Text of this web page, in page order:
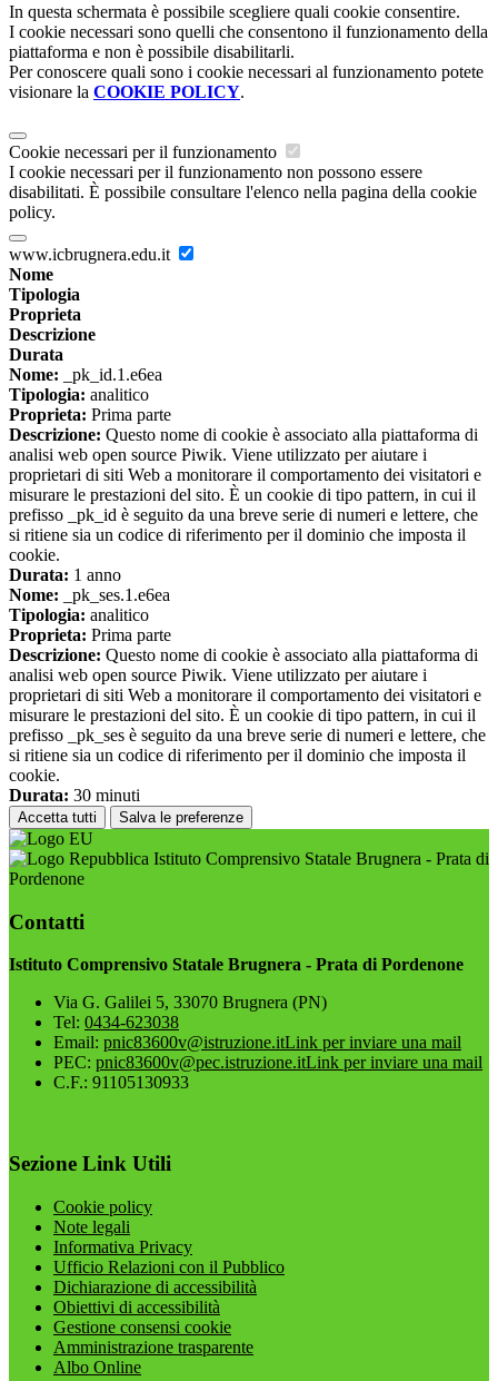
In questa schermata è possibile scegliere quali cookie consentire.
I cookie necessari sono quelli che consentono il funzionamento della
piattaforma e non è possibile disabilitarli.
Per conoscere quali sono i cookie necessari al funzionamento potete
visionare la COOKIE POLICY.
Cookie necessari per il funzionamento
I cookie necessari per il funzionamento non possono essere
disabilitati. È possibile consultare l'elenco nella pagina della cookie
policy.
www.icbrugnera.edu.it
Nome
Tipologia
Proprieta
Descrizione
Durata
Nome: _pk_id.1.e6ea
Tipologia: analitico
Proprieta: Prima parte
Descrizione: Questo nome di cookie è associato alla piattaforma di
analisi web open source Piwik. Viene utilizzato per aiutare i
proprietari di siti Web a monitorare il comportamento dei visitatori e
misurare le prestazioni del sito. È un cookie di tipo pattern, in cui il
prefisso _pk_id è seguito da una breve serie di numeri e lettere, che
si ritiene sia un codice di riferimento per il dominio che imposta il
cookie.
Durata: 1 anno
Nome: _pk_ses.1.e6ea
Tipologia: analitico
Proprieta: Prima parte
Descrizione: Questo nome di cookie è associato alla piattaforma di
analisi web open source Piwik. Viene utilizzato per aiutare i
proprietari di siti Web a monitorare il comportamento dei visitatori e
misurare le prestazioni del sito. È un cookie di tipo pattern, in cui il
prefisso _pk_ses è seguito da una breve serie di numeri e lettere, che
si ritiene sia un codice di riferimento per il dominio che imposta il
cookie.
Durata: 30 minuti
Accetta tutti Salva le preferenze
Istituto Comprensivo Statale Brugnera - Prata di
Pordenone
Contatti
Istituto Comprensivo Statale Brugnera - Prata di Pordenone
Via G. Galilei 5, 33070 Brugnera (PN)
Tel: 0434-623038
Email: pnic83600v@istruzione.itLink per inviare una mail
PEC: pnic83600v@pec.istruzione.itLink per inviare una mail
C.F.: 91105130933
Sezione Link Utili
Cookie policy
Note legali
Informativa Privacy
Ufficio Relazioni con il Pubblico
Dichiarazione di accessibilità
Obiettivi di accessibilità
Gestione consensi cookie
Amministrazione trasparente
Albo Online